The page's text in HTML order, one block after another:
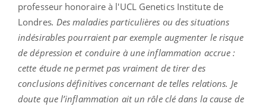
professeur honoraire à l'UCL Genetics Institute de
Londres. Des maladies particulières ou des situations
indésirables pourraient par exemple augmenter le risque
de dépression et conduire à une inflammation accrue :
cette étude ne permet pas vraiment de tirer des
conclusions définitives concernant de telles relations. Je
doute que l’inflammation ait un rôle clé dans la cause de